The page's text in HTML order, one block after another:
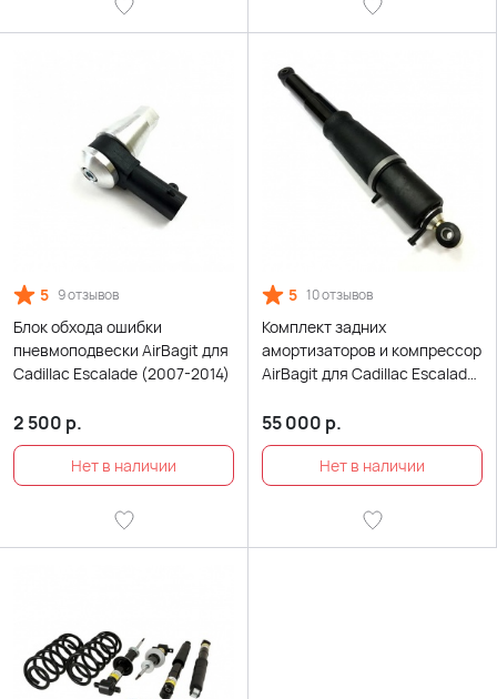
5 9 отзывов
Блок обхода ошибки
пневмоподвески AirBagit для
Cadillac Escalade (2007-2014)
2 500 р.
5 10 отзывов
Комплект задних
амортизаторов и компрессор
AirBagit для Cadillac Escalade
55 000 р.